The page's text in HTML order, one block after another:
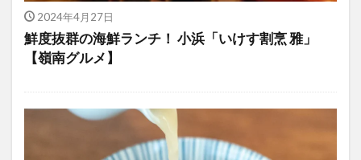
2024年4月27日
鮮度抜群の海鮮ランチ！ 小浜「いけす割烹 雅」
【嶺南グルメ】